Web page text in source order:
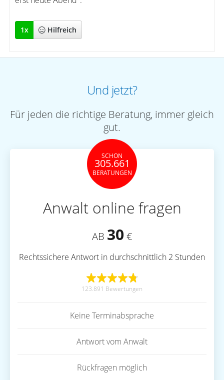
1x Hilfreich
Und jetzt?
Für jeden die richtige Beratung, immer gleich
gut.
SCHON
305.661
BERATUNGEN
Anwalt online fragen
AB 30 €
Rechtssichere Antwort in durchschnittlich 2 Stunden
123.891 Bewertungen
Keine Terminabsprache
Antwort vom Anwalt
Rückfragen möglich